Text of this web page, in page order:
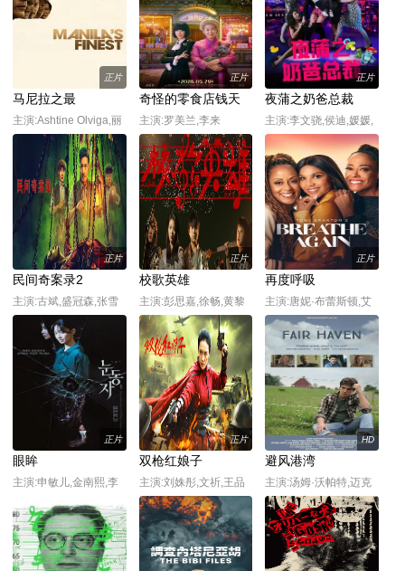
正片
马尼拉之最
主演:Ashtine Olviga,丽
卡·佩拉莱约
正片
奇怪的零食店钱天
堂
主演:罗美兰,李来
正片
夜蒲之奶爸总裁
主演:李文骁,侯迪,媛媛,
石承昊
正片
民间奇案录2
主演:古斌,盛冠森,张雪
菡
正片
校歌英雄
主演:彭思嘉,徐畅,黄黎
正片
再度呼吸
主演:唐妮·布蕾斯顿,艾
森斯·阿特金斯
正片
眼眸
主演:申敏儿,金南熙,李
正片
双枪红娘子
主演:刘姝彤,文祈,王品
一,谢宁,王岗岗,陈之辉,
李为民,魏兆雄,王程,邱
晨阳
HD
避风港湾
主演:汤姆·沃帕特,迈克
尔·格兰特,格雷戈里·哈
里森,詹妮弗·泰勒,乔什·
格林,莉莉·安·哈里森,汤
姆·马洛伊,丽萨·瓦加,丹